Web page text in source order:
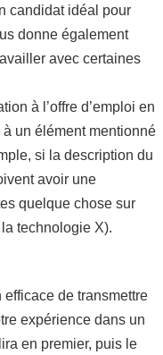
candidat idéal pour
donne également
avec certaines
à l’offre d’emploi en
un élément mentionné
si la description du
avoir une
quelque chose sur
technologie X).
de transmettre
expérience dans un
en premier, puis le